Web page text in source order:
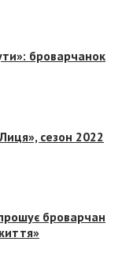
броварчанок
сезон 2022
броварчан